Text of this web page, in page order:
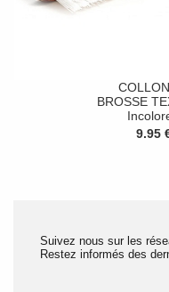
BROSSE
9.95
Suivez nous sur les
Restez informés des